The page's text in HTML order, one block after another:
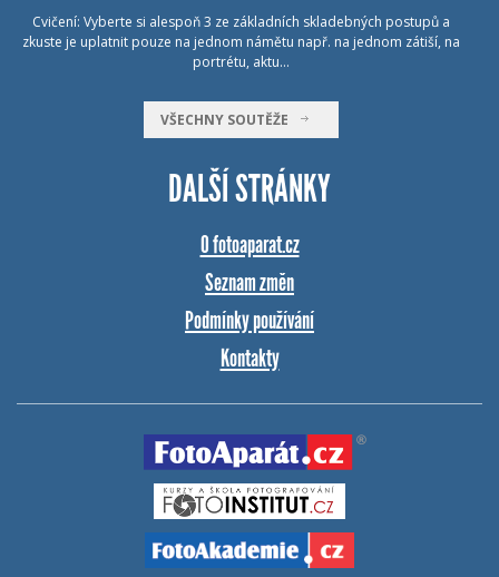
Cvičení: Vyberte si alespoň 3 ze základních skladebných postupů a
zkuste je uplatnit pouze na jednom námětu např. na jednom zátiší, na
portrétu, aktu…
VŠECHNY SOUTĚŽE
DALŠÍ STRÁNKY
O fotoaparat.cz
Seznam změn
Podmínky používání
Kontakty